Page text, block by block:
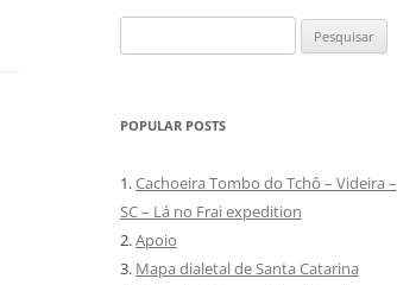
por:
POPULAR POSTS
1.Cachoeira Tombo do Tchô – Videira –
SC – Lá no Frai expedition
2.Apoio
3. Mapa dialetal de Santa Catarina